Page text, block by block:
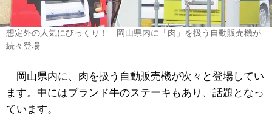
想定外の人気にびっくり！ 岡山県内に「肉」を扱う自動販売機が
続々登場
岡山県内に、肉を扱う自動販売機が次々と登場してい
ます。中にはブランド牛のステーキもあり、話題となっ
ています。